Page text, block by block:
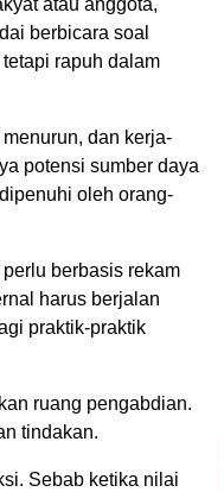
atau anggota,
berbicara soal
rapuh dalam
dan kerja-
potensi sumber daya
oleh orang-
berbasis rekam
harus berjalan
praktik-praktik
ruang pengabdian.
tindakan.
Sebab ketika nilai